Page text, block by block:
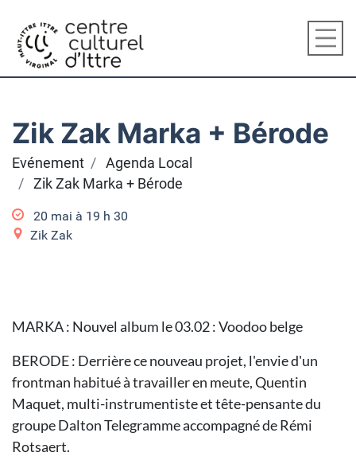
Zik Zak Marka + Bérode
Evénement
Agenda Local
Zik Zak Marka + Bérode
20 mai à 19 h 30
Zik Zak
MARKA : Nouvel album le 03.02 : Voodoo belge
BERODE : Derrière ce nouveau projet, l'envie d'un
frontman habitué à travailler en meute, Quentin
Maquet, multi-instrumentiste et tête-pensante du
groupe Dalton Telegramme accompagné de Rémi
Rotsaert.